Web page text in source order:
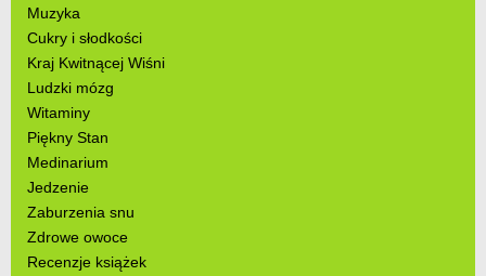
Muzyka
Cukry i słodkości
Kraj Kwitnącej Wiśni
Ludzki mózg
Witaminy
Piękny Stan
Medinarium
Jedzenie
Zaburzenia snu
Zdrowe owoce
Recenzje książek